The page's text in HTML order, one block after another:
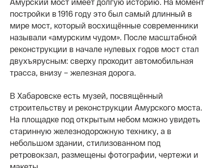
постройки в 1916 году это был самый длинный в
мире мост, который восхищённые современники
называли «амурским чудом». После масштабной
реконструкции в начале нулевых годов мост стал
двухъярусным: сверху проходит автомобильная
трасса, внизу – железная дорога.
В Хабаровске есть музей, посвящённый
строительству и реконструкции Амурского моста.
На площадке под открытым небом можно увидеть
старинную железнодорожную технику, а в
небольшом здании, стилизованном под
ретровокзал, размещены фотографии, чертежи и